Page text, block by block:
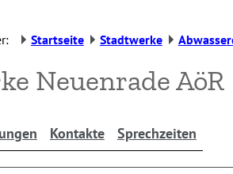
Startseite Stadtwerke
Neuenrade AöR
Kontakte Sprechzeiten